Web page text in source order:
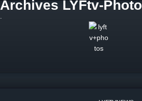
Archives LYFtv-